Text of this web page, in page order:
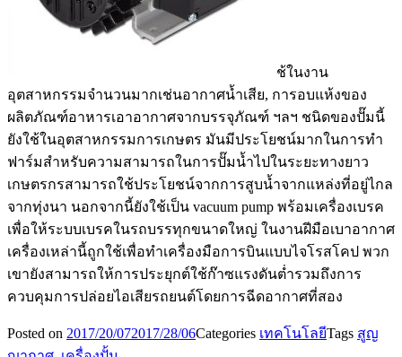
ช้ในงาน
อุตสาหกรรมจำนวนมากเช่นอากาศน้ำเสีย, การอบแห้งของ
ผลิตภัณฑ์อาหารเอาอากาศจากบรรจุภัณฑ์ ฯลฯ ชนิดของปั๊มนี้
ยังใช้ในอุตสาหกรรมการเกษตร มันมีประโยชน์มากในการทำ
ฟาร์มสำหรับความสามารถในการปั๊มน้ำไปในระยะทางยาว
เกษตรกรสามารถใช้ประโยชน์จากการสูบน้ำจากแหล่งที่อยู่ไกล
จากทุ่งนา นอกจากนี้ยังใช้เป็น vacuum pump พร้อมเครื่องเบรค
เพื่อให้ระบบเบรคในรถบรรทุกขนาดใหญ่ ในงานฝีมือเบาอากาศ
เครื่องเหล่านี้ถูกใช้เพื่อทำเครื่องมือการบินแบบไจโรสโคป พวก
เขายังสามารถให้การประยุกต์ใช้ก๊าซแรงดันต่ำรวมถึงการ
ควบคุมการปล่อยไอเสียรถยนต์โดยการฉีดอากาศที่สอง
Posted on 2017/20/072017/28/06Categories เทคโนโลยีTags สูญ